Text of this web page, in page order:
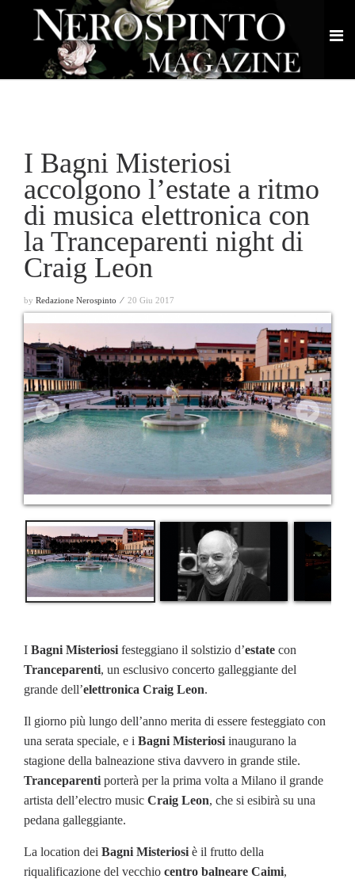
I Bagni Misteriosi
accolgono l’estate a ritmo
di musica elettronica con
la Tranceparenti night di
Craig Leon
by Redazione Nerospinto ⁄ 20 Giu 2017
I Bagni Misteriosi festeggiano il solstizio d’estate con
Tranceparenti, un esclusivo concerto galleggiante del
grande dell’elettronica Craig Leon.
Il giorno più lungo dell’anno merita di essere festeggiato con
una serata speciale, e i Bagni Misteriosi inaugurano la
stagione della balneazione stiva davvero in grande stile.
Tranceparenti porterà per la prima volta a Milano il grande
artista dell’electro music Craig Leon, che si esibirà su una
pedana galleggiante.
La location dei Bagni Misteriosi è il frutto della
riqualificazione del vecchio centro balneare Caimi,